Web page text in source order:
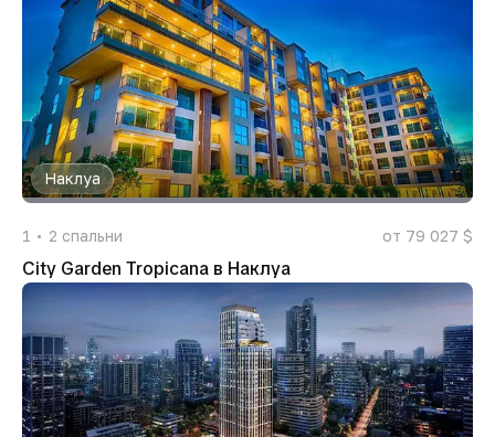
Наклуа
1 2 спальни от 79 027 $
City Garden Tropicana в Наклуа